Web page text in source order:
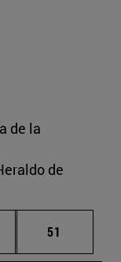
de la
de
intermedias
Página
51